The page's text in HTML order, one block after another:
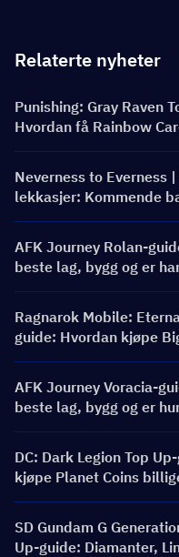
Relaterte nyheter
Punishing: Gray Raven
Hvordan få Rainbow
pris?
Neverness to Everness
lekkasjer: Kommende
AFK Journey Rolan-
beste lag, bygg og er
Ragnarok Mobile:
guide: Hvordan kjøpe
bedre pris?
AFK Journey Voracia-
beste lag, bygg og er
for?
DC: Dark Legion Top
kjøpe Planet Coins
SD Gundam G
Up-guide: Diamanter,